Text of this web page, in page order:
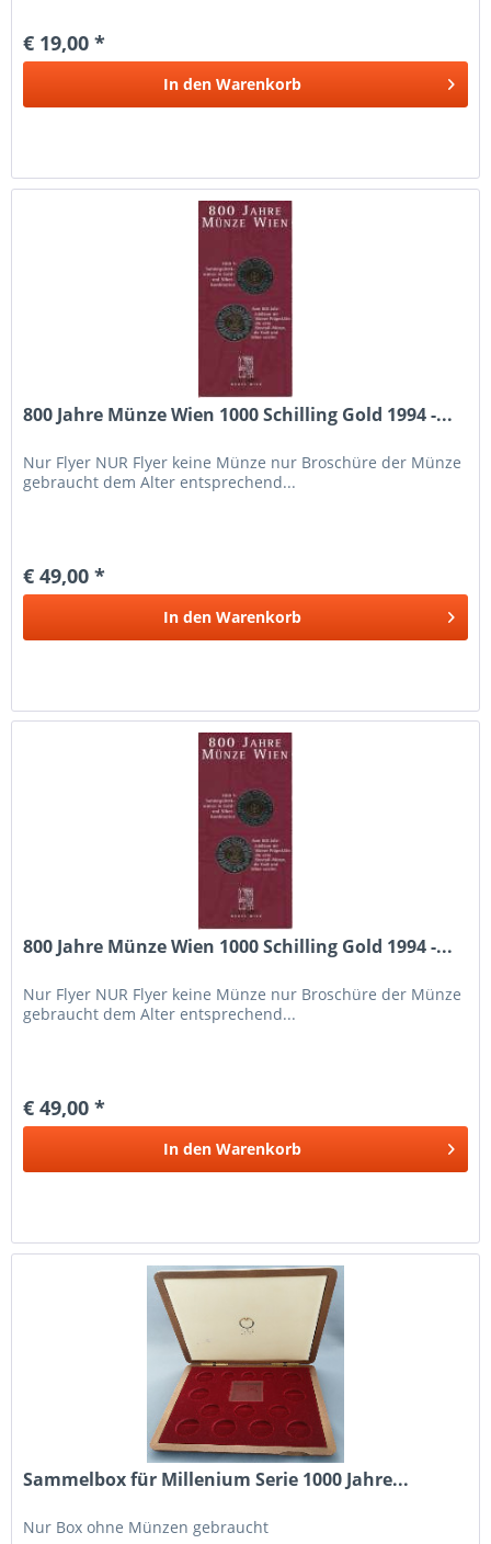
€ 19,00 *
In den Warenkorb
800 Jahre Münze Wien 1000 Schilling Gold 1994 -...
Nur Flyer NUR Flyer keine Münze nur Broschüre der Münze
gebraucht dem Alter entsprechend...
€ 49,00 *
In den Warenkorb
800 Jahre Münze Wien 1000 Schilling Gold 1994 -...
Nur Flyer NUR Flyer keine Münze nur Broschüre der Münze
gebraucht dem Alter entsprechend...
€ 49,00 *
In den Warenkorb
Sammelbox für Millenium Serie 1000 Jahre...
Nur Box ohne Münzen gebraucht